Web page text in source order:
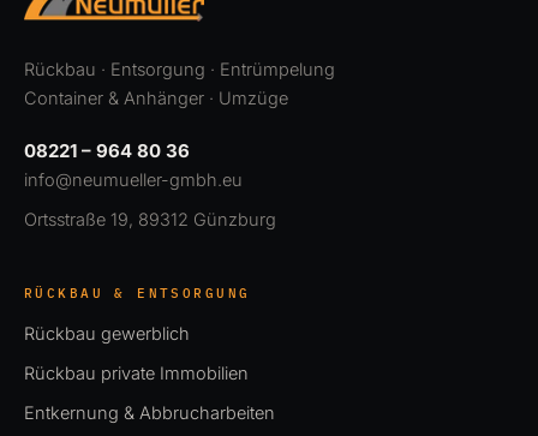
Rückbau · Entsorgung · Entrümpelung
Container & Anhänger · Umzüge
08221 – 964 80 36
info@neumueller-gmbh.eu
Ortsstraße 19, 89312 Günzburg
RÜCKBAU & ENTSORGUNG
Rückbau gewerblich
Rückbau private Immobilien
Entkernung & Abbrucharbeiten